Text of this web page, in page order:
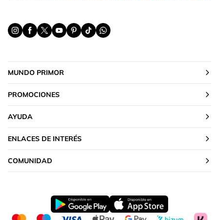
MUNDO PRIMOR
PROMOCIONES
AYUDA
ENLACES DE INTERÉS
COMUNIDAD